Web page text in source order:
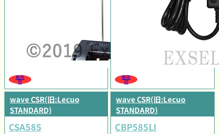
販売
可
販売
可
wave CSR(旧:Lecuo
STANDARD)
CSA585
wave CSR(旧:Lecuo
STANDARD)
CBP585LI